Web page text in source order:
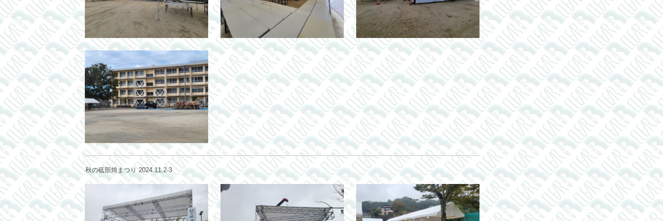
秋の砥部焼まつり 2024.11.2-3